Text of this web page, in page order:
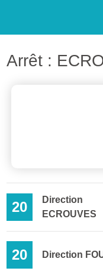
Arrêt :
20
Direction
ECROUVES
20 Direction